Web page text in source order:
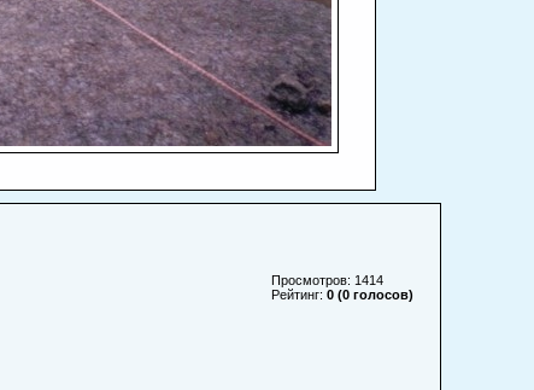
Просмотров: 1414
Рейтинг: 0 (0 голосов)